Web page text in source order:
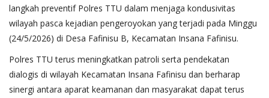
langkah preventif Polres TTU dalam menjaga kondusivitas
wilayah pasca kejadian pengeroyokan yang terjadi pada Minggu
(24/5/2026) di Desa Fafinisu B, Kecamatan Insana Fafinisu.
Polres TTU terus meningkatkan patroli serta pendekatan
dialogis di wilayah Kecamatan Insana Fafinisu dan berharap
sinergi antara aparat keamanan dan masyarakat dapat terus